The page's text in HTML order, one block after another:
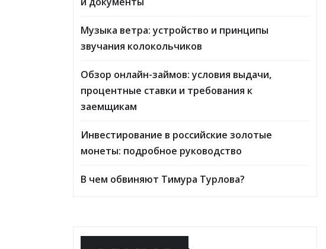
Музыка ветра: устройство и принципы
звучания колокольчиков
Обзор онлайн-займов: условия выдачи,
процентные ставки и требования к
заемщикам
Инвестирование в российские золотые
монеты: подробное руководство
В чем обвиняют Тимура Турлова?